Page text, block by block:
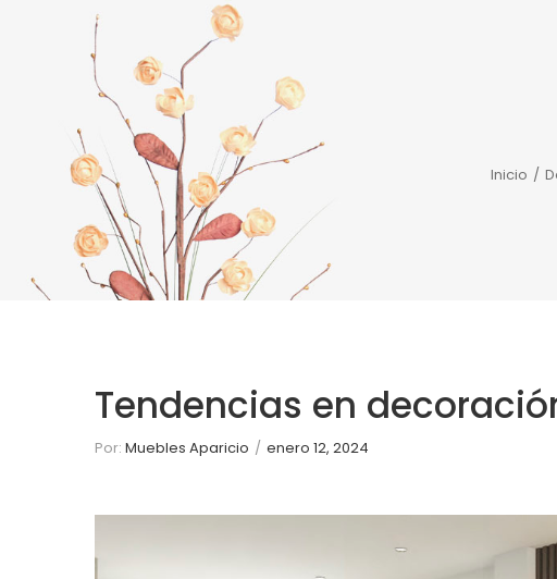
Inicio /
Tendencias en
Por: Muebles Aparicio / enero 12, 2024